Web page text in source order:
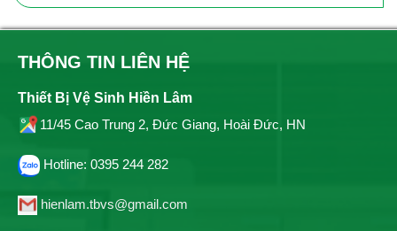
THÔNG TIN LIÊN HỆ
Thiết Bị Vệ Sinh Hiền Lâm
11/45 Cao Trung 2, Đức Giang, Hoài Đức, HN
Hotline: 0395 244 282
hienlam.tbvs@gmail.com